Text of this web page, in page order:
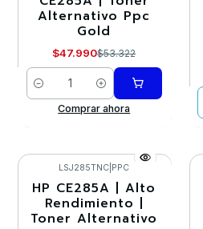
Alternativo Ppc
Gold
$47.990$53.322
Cantidad
Comprar ahora
-30%
LSJ285TNC PPC
HP CE285A | Alto
Rendimiento |
Toner Alternativo